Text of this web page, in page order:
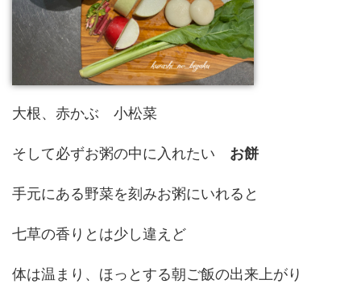
大根、赤かぶ 小松菜
そして必ずお粥の中に入れたい お餅
手元にある野菜を刻みお粥にいれると
七草の香りとは少し違えど
体は温まり、ほっとする朝ご飯の出来上がり